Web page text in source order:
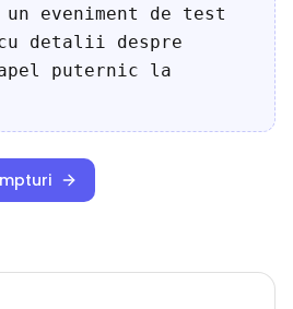
eveniment de test
detalii despre
puternic la